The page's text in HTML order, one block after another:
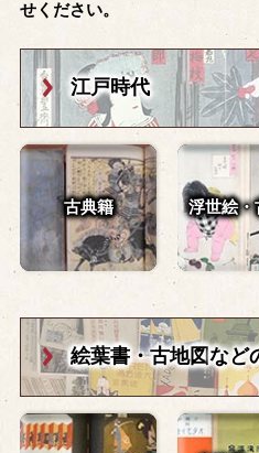
せください。
江戸時代
古典籍 浮世絵・
絵葉書・古地図など